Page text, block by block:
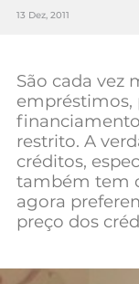
13 Dez, 2011
São cada vez
empréstimos,
restrito. A
créditos,
também tem
agora
preço dos